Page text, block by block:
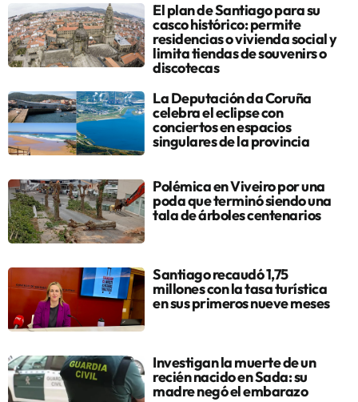
El plan de Santiago para su
casco histórico: permite
residencias o vivienda social y
limita tiendas de souvenirs o
discotecas
La Deputación da Coruña
celebra el eclipse con
conciertos en espacios
singulares de la provincia
Polémica en Viveiro por una
poda que terminó siendo una
tala de árboles centenarios
Santiago recaudó 1,75
millones con la tasa turística
en sus primeros nueve meses
Investigan la muerte de un
recién nacido en Sada: su
madre negó el embarazo